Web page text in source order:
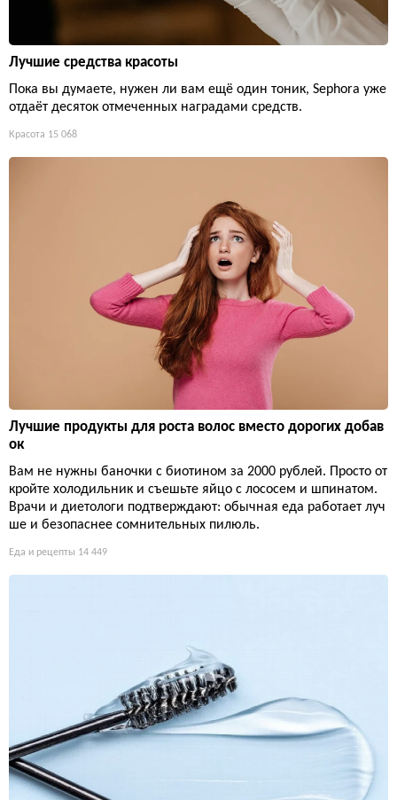
Лучшие средства красоты
Пока вы думаете, нужен ли вам ещё один тоник, Sephora уже
отдаёт десяток отмеченных наградами средств.
Красота 15 068
Лучшие продукты для роста волос вместо дорогих добав
ок
Вам не нужны баночки с биотином за 2000 рублей. Просто от
кройте холодильник и съешьте яйцо с лососем и шпинатом.
Врачи и диетологи подтверждают: обычная еда работает луч
ше и безопаснее сомнительных пилюль.
Еда и рецепты 14 449